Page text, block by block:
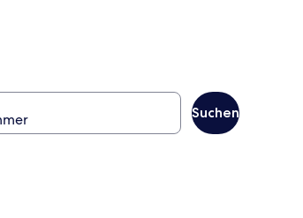
Suchen